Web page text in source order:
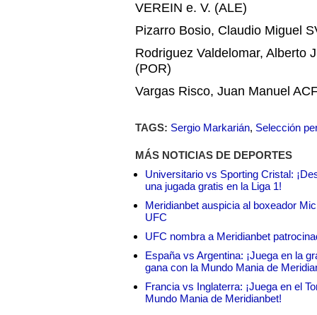
VEREIN e. V. (ALE)
Pizarro Bosio, Claudio Miguel
Rodriguez Valdelomar, Alberto
(POR)
Vargas Risco, Juan Manuel
TAGS: Sergio Markarián, Selección
MÁS NOTICIAS DE DEPORTES
Universitario vs Sporting Cristal:
una jugada gratis en la Liga 1!
Meridianbet auspicia al boxeador
UFC
UFC nombra a Meridianbet
España vs Argentina: ¡Juega en la
gana con la Mundo Mania de
Francia vs Inglaterra: ¡Juega en el
Mundo Mania de Meridianbet!